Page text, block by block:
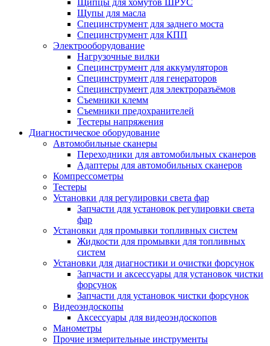
Щипцы для хомутов ШРУС
Щупы для масла
Специнструмент для заднего моста
Специнструмент для КПП
Электрооборудование
Нагрузочные вилки
Специнструмент для аккумуляторов
Специнструмент для генераторов
Специнструмент для электроразъёмов
Съемники клемм
Съемники предохранителей
Тестеры напряжения
Диагностическое оборудование
Автомобильные сканеры
Переходники для автомобильных сканеров
Адаптеры для автомобильных сканеров
Компрессометры
Тестеры
Установки для регулировки света фар
Запчасти для установок регулировки света
фар
Установки для промывки топливных систем
Жидкости для промывки для топливных
систем
Установки для диагностики и очистки форсунок
Запчасти и аксессуары для установок чистки
форсунок
Запчасти для установок чистки форсунок
Видеоэндоскопы
Аксессуары для видеоэндоскопов
Манометры
Прочие измерительные инструменты